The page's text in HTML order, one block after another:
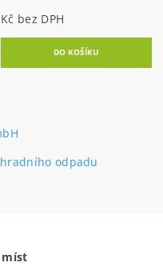
1 933,06 Kč bez DPH
odpadu
míst